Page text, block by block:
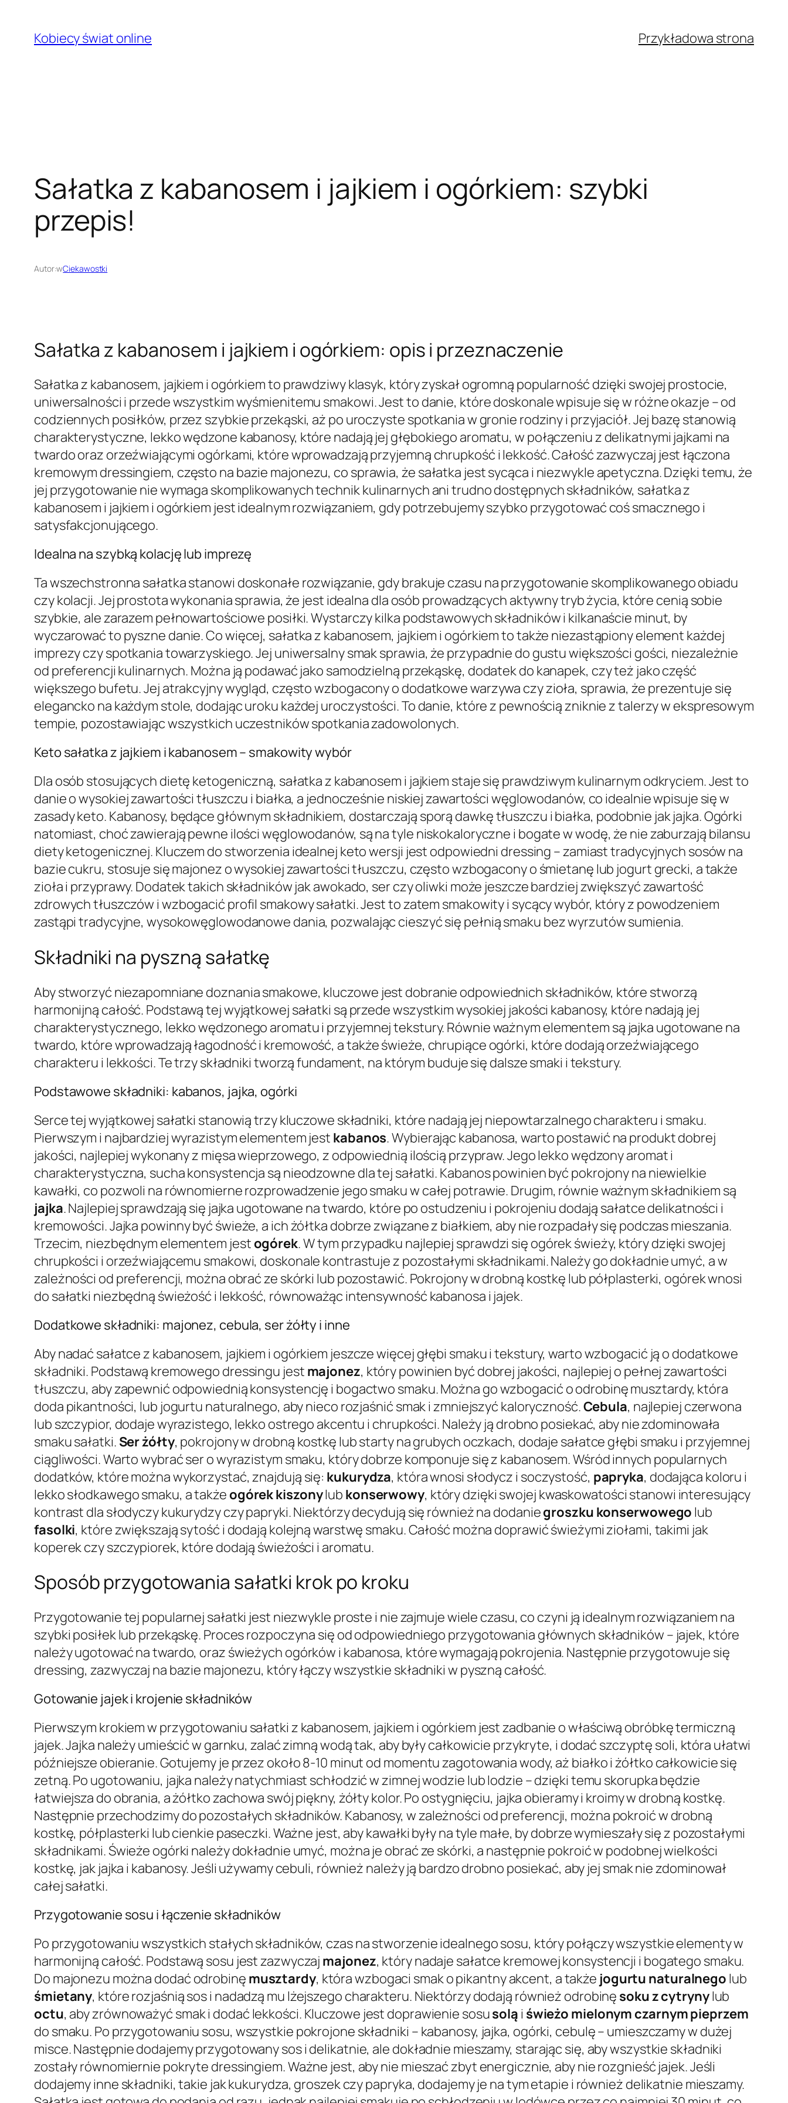
treści
Kobiecy świat online Przykładowa strona
Sałatka z kabanosem i jajkiem i ogórkiem: szybki
przepis!
Autor:wCiekawostki
Sałatka z kabanosem i jajkiem i ogórkiem: opis i przeznaczenie
Sałatka z kabanosem, jajkiem i ogórkiem to prawdziwy klasyk, który zyskał ogromną popularność dzięki swojej prostocie,
uniwersalności i przede wszystkim wyśmienitemu smakowi. Jest to danie, które doskonale wpisuje się w różne okazje – od
codziennych posiłków, przez szybkie przekąski, aż po uroczyste spotkania w gronie rodziny i przyjaciół. Jej bazę stanowią
charakterystyczne, lekko wędzone kabanosy, które nadają jej głębokiego aromatu, w połączeniu z delikatnymi jajkami na
twardo oraz orzeźwiającymi ogórkami, które wprowadzają przyjemną chrupkość i lekkość. Całość zazwyczaj jest łączona
kremowym dressingiem, często na bazie majonezu, co sprawia, że sałatka jest sycąca i niezwykle apetyczna. Dzięki temu, że
jej przygotowanie nie wymaga skomplikowanych technik kulinarnych ani trudno dostępnych składników, sałatka z
kabanosem i jajkiem i ogórkiem jest idealnym rozwiązaniem, gdy potrzebujemy szybko przygotować coś smacznego i
satysfakcjonującego.
Idealna na szybką kolację lub imprezę
Ta wszechstronna sałatka stanowi doskonałe rozwiązanie, gdy brakuje czasu na przygotowanie skomplikowanego obiadu
czy kolacji. Jej prostota wykonania sprawia, że jest idealna dla osób prowadzących aktywny tryb życia, które cenią sobie
szybkie, ale zarazem pełnowartościowe posiłki. Wystarczy kilka podstawowych składników i kilkanaście minut, by
wyczarować to pyszne danie. Co więcej, sałatka z kabanosem, jajkiem i ogórkiem to także niezastąpiony element każdej
imprezy czy spotkania towarzyskiego. Jej uniwersalny smak sprawia, że przypadnie do gustu większości gości, niezależnie
od preferencji kulinarnych. Można ją podawać jako samodzielną przekąskę, dodatek do kanapek, czy też jako część
większego bufetu. Jej atrakcyjny wygląd, często wzbogacony o dodatkowe warzywa czy zioła, sprawia, że prezentuje się
elegancko na każdym stole, dodając uroku każdej uroczystości. To danie, które z pewnością zniknie z talerzy w ekspresowym
tempie, pozostawiając wszystkich uczestników spotkania zadowolonych.
Keto sałatka z jajkiem i kabanosem – smakowity wybór
Dla osób stosujących dietę ketogeniczną, sałatka z kabanosem i jajkiem staje się prawdziwym kulinarnym odkryciem. Jest to
danie o wysokiej zawartości tłuszczu i białka, a jednocześnie niskiej zawartości węglowodanów, co idealnie wpisuje się w
zasady keto. Kabanosy, będące głównym składnikiem, dostarczają sporą dawkę tłuszczu i białka, podobnie jak jajka. Ogórki
natomiast, choć zawierają pewne ilości węglowodanów, są na tyle niskokaloryczne i bogate w wodę, że nie zaburzają bilansu
diety ketogenicznej. Kluczem do stworzenia idealnej keto wersji jest odpowiedni dressing – zamiast tradycyjnych sosów na
bazie cukru, stosuje się majonez o wysokiej zawartości tłuszczu, często wzbogacony o śmietanę lub jogurt grecki, a także
zioła i przyprawy. Dodatek takich składników jak awokado, ser czy oliwki może jeszcze bardziej zwiększyć zawartość
zdrowych tłuszczów i wzbogacić profil smakowy sałatki. Jest to zatem smakowity i sycący wybór, który z powodzeniem
zastąpi tradycyjne, wysokowęglowodanowe dania, pozwalając cieszyć się pełnią smaku bez wyrzutów sumienia.
Składniki na pyszną sałatkę
Aby stworzyć niezapomniane doznania smakowe, kluczowe jest dobranie odpowiednich składników, które stworzą
harmonijną całość. Podstawą tej wyjątkowej sałatki są przede wszystkim wysokiej jakości kabanosy, które nadają jej
charakterystycznego, lekko wędzonego aromatu i przyjemnej tekstury. Równie ważnym elementem są jajka ugotowane na
twardo, które wprowadzają łagodność i kremowość, a także świeże, chrupiące ogórki, które dodają orzeźwiającego
charakteru i lekkości. Te trzy składniki tworzą fundament, na którym buduje się dalsze smaki i tekstury.
Podstawowe składniki: kabanos, jajka, ogórki
Serce tej wyjątkowej sałatki stanowią trzy kluczowe składniki, które nadają jej niepowtarzalnego charakteru i smaku.
Pierwszym i najbardziej wyrazistym elementem jest kabanos. Wybierając kabanosa, warto postawić na produkt dobrej
jakości, najlepiej wykonany z mięsa wieprzowego, z odpowiednią ilością przypraw. Jego lekko wędzony aromat i
charakterystyczna, sucha konsystencja są nieodzowne dla tej sałatki. Kabanos powinien być pokrojony na niewielkie
kawałki, co pozwoli na równomierne rozprowadzenie jego smaku w całej potrawie. Drugim, równie ważnym składnikiem są
jajka. Najlepiej sprawdzają się jajka ugotowane na twardo, które po ostudzeniu i pokrojeniu dodają sałatce delikatności i
kremowości. Jajka powinny być świeże, a ich żółtka dobrze związane z białkiem, aby nie rozpadały się podczas mieszania.
Trzecim, niezbędnym elementem jest ogórek. W tym przypadku najlepiej sprawdzi się ogórek świeży, który dzięki swojej
chrupkości i orzeźwiającemu smakowi, doskonale kontrastuje z pozostałymi składnikami. Należy go dokładnie umyć, a w
zależności od preferencji, można obrać ze skórki lub pozostawić. Pokrojony w drobną kostkę lub półplasterki, ogórek wnosi
do sałatki niezbędną świeżość i lekkość, równoważąc intensywność kabanosa i jajek.
Dodatkowe składniki: majonez, cebula, ser żółty i inne
Aby nadać sałatce z kabanosem, jajkiem i ogórkiem jeszcze więcej głębi smaku i tekstury, warto wzbogacić ją o dodatkowe
składniki. Podstawą kremowego dressingu jest majonez, który powinien być dobrej jakości, najlepiej o pełnej zawartości
tłuszczu, aby zapewnić odpowiednią konsystencję i bogactwo smaku. Można go wzbogacić o odrobinę musztardy, która
doda pikantności, lub jogurtu naturalnego, aby nieco rozjaśnić smak i zmniejszyć kaloryczność.Cebula, najlepiej czerwona
lub szczypior, dodaje wyrazistego, lekko ostrego akcentu i chrupkości. Należy ją drobno posiekać, aby nie zdominowała
smaku sałatki. Ser żółty, pokrojony w drobną kostkę lub starty na grubych oczkach, dodaje sałatce głębi smaku i przyjemnej
ciągliwości. Warto wybrać ser o wyrazistym smaku, który dobrze komponuje się z kabanosem. Wśród innych popularnych
dodatków, które można wykorzystać, znajdują się: kukurydza, która wnosi słodycz i soczystość, papryka, dodająca koloru i
lekko słodkawego smaku, a także ogórek kiszonylub konserwowy, który dzięki swojej kwaskowatości stanowi interesujący
kontrast dla słodyczy kukurydzy czy papryki. Niektórzy decydują się również na dodaniegroszku konserwowego lub
fasolki, które zwiększają sytość i dodają kolejną warstwę smaku. Całość można doprawić świeżymi ziołami, takimi jak
koperek czy szczypiorek, które dodają świeżości i aromatu.
Sposób przygotowania sałatki krok po kroku
Przygotowanie tej popularnej sałatki jest niezwykle proste i nie zajmuje wiele czasu, co czyni ją idealnym rozwiązaniem na
szybki posiłek lub przekąskę. Proces rozpoczyna się od odpowiedniego przygotowania głównych składników – jajek, które
należy ugotować na twardo, oraz świeżych ogórków i kabanosa, które wymagają pokrojenia. Następnie przygotowuje się
dressing, zazwyczaj na bazie majonezu, który łączy wszystkie składniki w pyszną całość.
Gotowanie jajek i krojenie składników
Pierwszym krokiem w przygotowaniu sałatki z kabanosem, jajkiem i ogórkiem jest zadbanie o właściwą obróbkę termiczną
jajek. Jajka należy umieścić w garnku, zalać zimną wodą tak, aby były całkowicie przykryte, i dodać szczyptę soli, która ułatwi
późniejsze obieranie. Gotujemy je przez około 8-10 minut od momentu zagotowania wody, aż białko i żółtko całkowicie się
zetną. Po ugotowaniu, jajka należy natychmiast schłodzić w zimnej wodzie lub lodzie – dzięki temu skorupka będzie
łatwiejsza do obrania, a żółtko zachowa swój piękny, żółty kolor. Po ostygnięciu, jajka obieramy i kroimy w drobną kostkę.
Następnie przechodzimy do pozostałych składników. Kabanosy, w zależności od preferencji, można pokroić w drobną
kostkę, półplasterki lub cienkie paseczki. Ważne jest, aby kawałki były na tyle małe, by dobrze wymieszały się z pozostałymi
składnikami. Świeże ogórki należy dokładnie umyć, można je obrać ze skórki, a następnie pokroić w podobnej wielkości
kostkę, jak jajka i kabanosy. Jeśli używamy cebuli, również należy ją bardzo drobno posiekać, aby jej smak nie zdominował
całej sałatki.
Przygotowanie sosu i łączenie składników
Po przygotowaniu wszystkich stałych składników, czas na stworzenie idealnego sosu, który połączy wszystkie elementy w
harmonijną całość. Podstawą sosu jest zazwyczaj majonez, który nadaje sałatce kremowej konsystencji i bogatego smaku.
Do majonezu można dodać odrobinę musztardy, która wzbogaci smak o pikantny akcent, a także jogurtu naturalnego lub
śmietany, które rozjaśnią sos i nadadzą mu lżejszego charakteru. Niektórzy dodają również odrobinę soku z cytrynylub
octu, aby zrównoważyć smak i dodać lekkości. Kluczowe jest doprawienie sosusolą i świeżo mielonym czarnym pieprzem
do smaku. Po przygotowaniu sosu, wszystkie pokrojone składniki – kabanosy, jajka, ogórki, cebulę – umieszczamy w dużej
misce. Następnie dodajemy przygotowany sos i delikatnie, ale dokładnie mieszamy, starając się, aby wszystkie składniki
zostały równomiernie pokryte dressingiem. Ważne jest, aby nie mieszać zbyt energicznie, aby nie rozgnieść jajek. Jeśli
dodajemy inne składniki, takie jak kukurydza, groszek czy papryka, dodajemy je na tym etapie i również delikatnie mieszamy.